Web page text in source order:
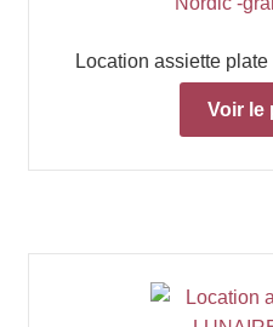
Location assiette
Voir le